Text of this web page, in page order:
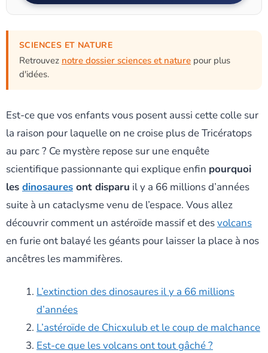
SCIENCES ET NATURE
Retrouvez notre dossier sciences et nature pour plus
d'idées.
Est-ce que vos enfants vous posent aussi cette colle sur
la raison pour laquelle on ne croise plus de Tricératops
au parc ? Ce mystère repose sur une enquête
scientifique passionnante qui explique enfin pourquoi
les dinosaures ont disparu il y a 66 millions d’années
suite à un cataclysme venu de l’espace. Vous allez
découvrir comment un astéroïde massif et desvolcans
en furie ont balayé les géants pour laisser la place à nos
ancêtres les mammifères.
L’extinction des dinosaures il y a 66 millions
d’années
L’astéroïde de Chicxulub et le coup de malchance
Est-ce que les volcans ont tout gâché ?